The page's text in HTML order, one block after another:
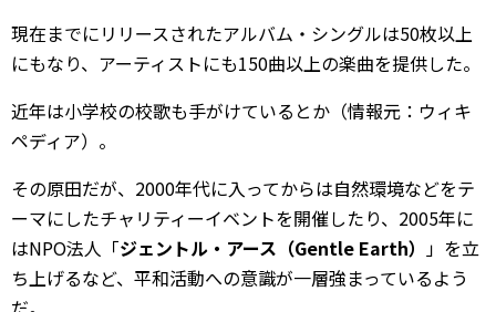
現在までにリリースされたアルバム・シングルは50枚以上
にもなり、アーティストにも150曲以上の楽曲を提供した。
近年は小学校の校歌も手がけているとか（情報元：ウィキ
ペディア）。
その原田だが、2000年代に入ってからは自然環境などをテ
ーマにしたチャリティーイベントを開催したり、2005年に
はNPO法人「ジェントル・アース（Gentle Earth） 」を立
ち上げるなど、平和活動への意識が一層強まっているよう